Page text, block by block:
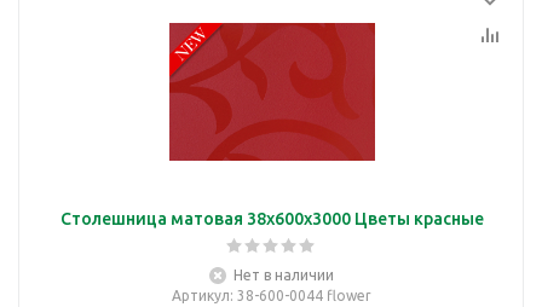
Столешница матовая 38х600х3000 Цветы красные
Нет в наличии
Артикул: 38-600-0044 flower